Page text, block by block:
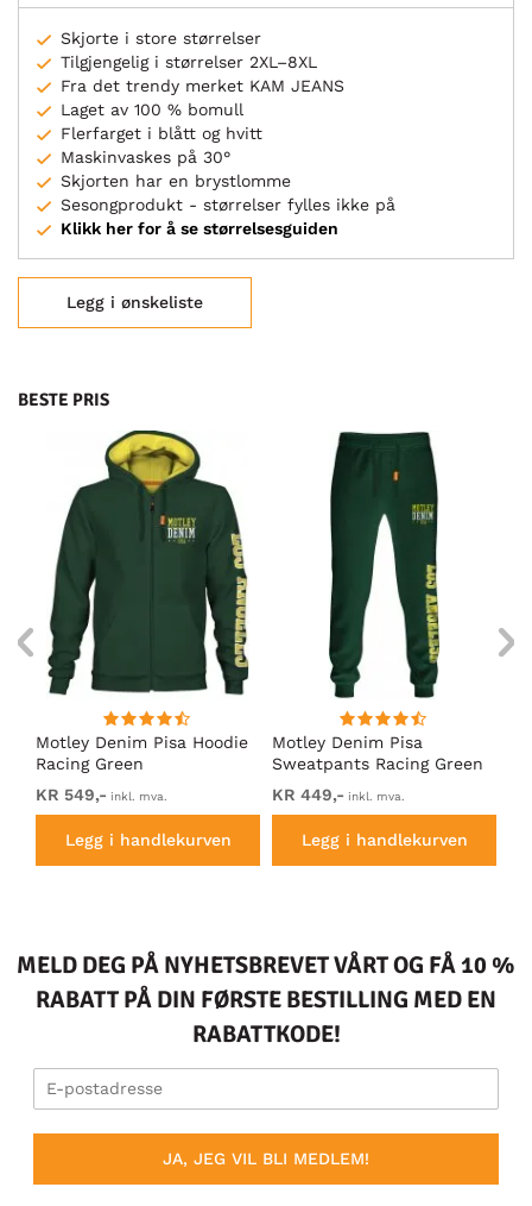
Skjorte i store størrelser
Tilgjengelig i størrelser 2XL–8XL
Fra det trendy merket KAM JEANS
Laget av 100 % bomull
Flerfarget i blått og hvitt
Maskinvaskes på 30°
Skjorten har en brystlomme
Sesongprodukt - størrelser fylles ikke på
Klikk her for å se størrelsesguiden
Legg i ønskeliste
BESTE PRIS
Motley Denim Pisa Hoodie
Racing Green
KR 549,- inkl. mva.
Legg i handlekurven
Motley Denim Pisa
Sweatpants Racing Green
KR 449,- inkl. mva.
Legg i handlekurven
MELD DEG PÅ NYHETSBREVET VÅRT OG FÅ 10 %
RABATT PÅ DIN FØRSTE BESTILLING MED EN
RABATTKODE!
JA, JEG VIL BLI MEDLEM!